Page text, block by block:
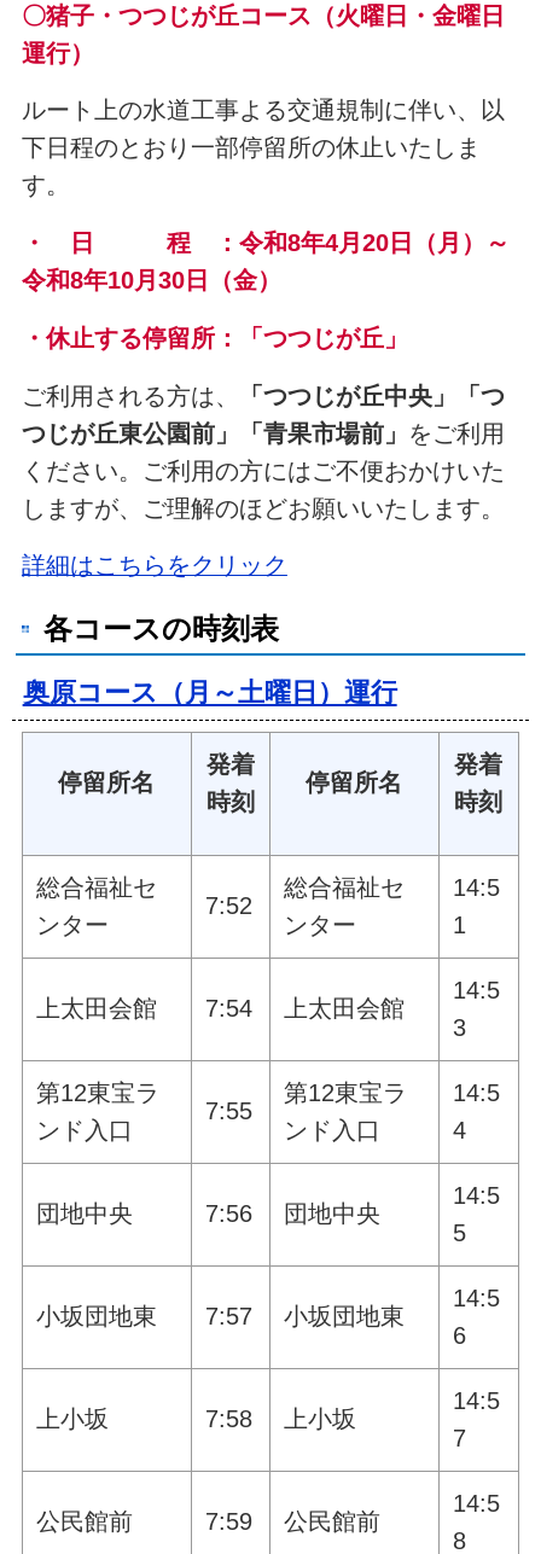
〇猪子・つつじが丘コース（火曜日・金曜日
運行）
ルート上の水道工事よる交通規制に伴い、以
下日程のとおり一部停留所の休止いたしま
す。
・ 日 程 ：令和8年4月20日（月 ）～
令和8年10月30日（金）
・休止する停留所：「つつじが丘」
ご利用される方は、
「つつじが丘中央」「つ
つじが丘東公園前」「青果市場前」 をご利用
ください。ご利用の方にはご不便おかけいた
しますが、ご理解のほどお願いいたします。
詳細はこちらをクリック
各コースの時刻表
奥原コース（月～土曜日）運行
停留所名
発着
時刻
停留所名
発着
時刻
総合福祉セ
ンター
7:52
総合福祉セ
ンター
14:5
1
上太田会館 7:54 上太田会館
14:5
3
第12東宝ラ
ンド入口
7:55
第12東宝ラ
ンド入口
14:5
4
団地中央 7:56 団地中央
14:5
5
小坂団地東 7:57 小坂団地東
14:5
6
上小坂 7:58 上小坂
14:5
7
公民館前 7:59 公民館前
14:5
8